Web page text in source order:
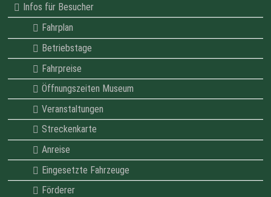
Infos für Besucher
Fahrplan
Betriebstage
Fahrpreise
Öffnungszeiten Museum
Veranstaltungen
Streckenkarte
Anreise
Eingesetzte Fahrzeuge
Förderer